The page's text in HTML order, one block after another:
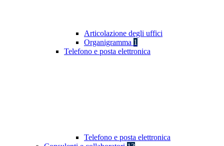
Articolazione degli uffici
Organigramma 1
Telefono e posta elettronica
Telefono e posta elettronica